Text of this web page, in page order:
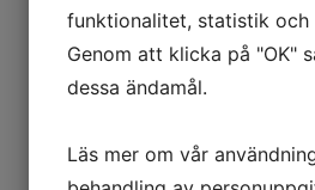
Flüssigkeiten und andere
Umgebungsbedingungen
Es ist für uns von größter
stehen und in Bezug auf Qualität
höchste Ansprüche zu erfüllen.
funktionalitet, statistik och
Genom att klicka på "OK"
dessa ändamål.
Läs mer om vår